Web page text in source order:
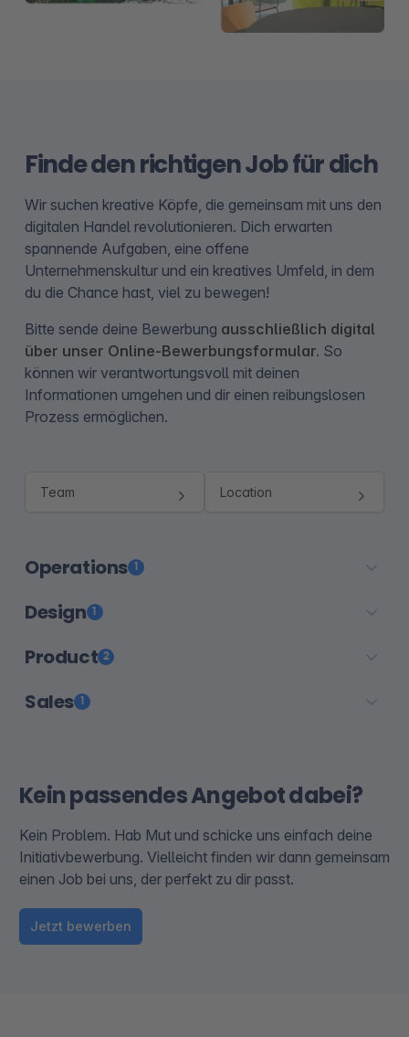
Finde den richtigen Job für dich
Wir suchen kreative Köpfe, die gemeinsam mit uns den
digitalen Handel revolutionieren. Dich erwarten
spannende Aufgaben, eine offene
Unternehmenskultur und ein kreatives Umfeld, in dem
du die Chance hast, viel zu bewegen!
Bitte sende deine Bewerbung ausschließlich digital
über unser Online-Bewerbungsformular. So
können wir verantwortungsvoll mit deinen
Informationen umgehen und dir einen reibungslosen
Prozess ermöglichen.
Operations 1
Design 1
Product 2
Sales 1
Kein passendes Angebot dabei?
Kein Problem. Hab Mut und schicke uns einfach deine
Initiativbewerbung. Vielleicht finden wir dann gemeinsam
einen Job bei uns, der perfekt zu dir passt.
Jetzt bewerben